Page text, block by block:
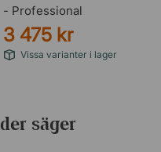
- Professional
3 475 kr
Vissa varianter i lager
säger